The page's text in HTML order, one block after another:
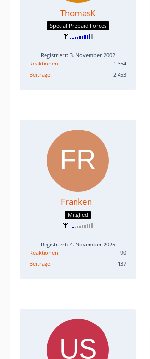
ThomasK
Special Prepaid Forces
Registriert: 3. November 2002
Reaktionen
1.354
Beiträge
2.453
Franken_
Mitglied
Registriert: 4. November 2025
Reaktionen
90
Beiträge
137